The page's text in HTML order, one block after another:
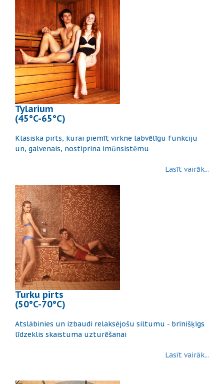
Tylarium
(45°C-65°C)
Klasiska pirts, kurai piemīt virkne labvēlīgu funkciju
un, galvenais, nostiprina imūnsistēmu
Lasīt vairāk...
Turku pirts
(50°C-70°C)
Atslābinies un izbaudi relaksējošu siltumu - brīnišķīgs
līdzeklis skaistuma uzturēšanai
Lasīt vairāk...